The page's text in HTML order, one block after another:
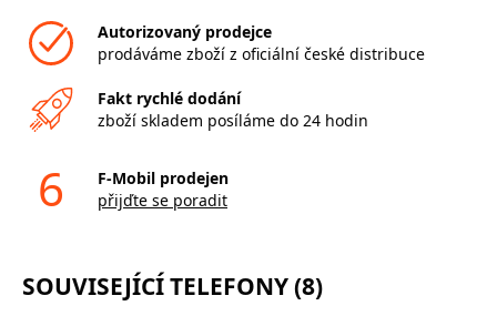
Autorizovaný prodejce
prodáváme zboží z oficiální české distribuce
Fakt rychlé dodání
zboží skladem posíláme do 24 hodin
6
F-Mobil prodejen
přijďte se poradit
SOUVISEJÍCÍ TELEFONY (8)